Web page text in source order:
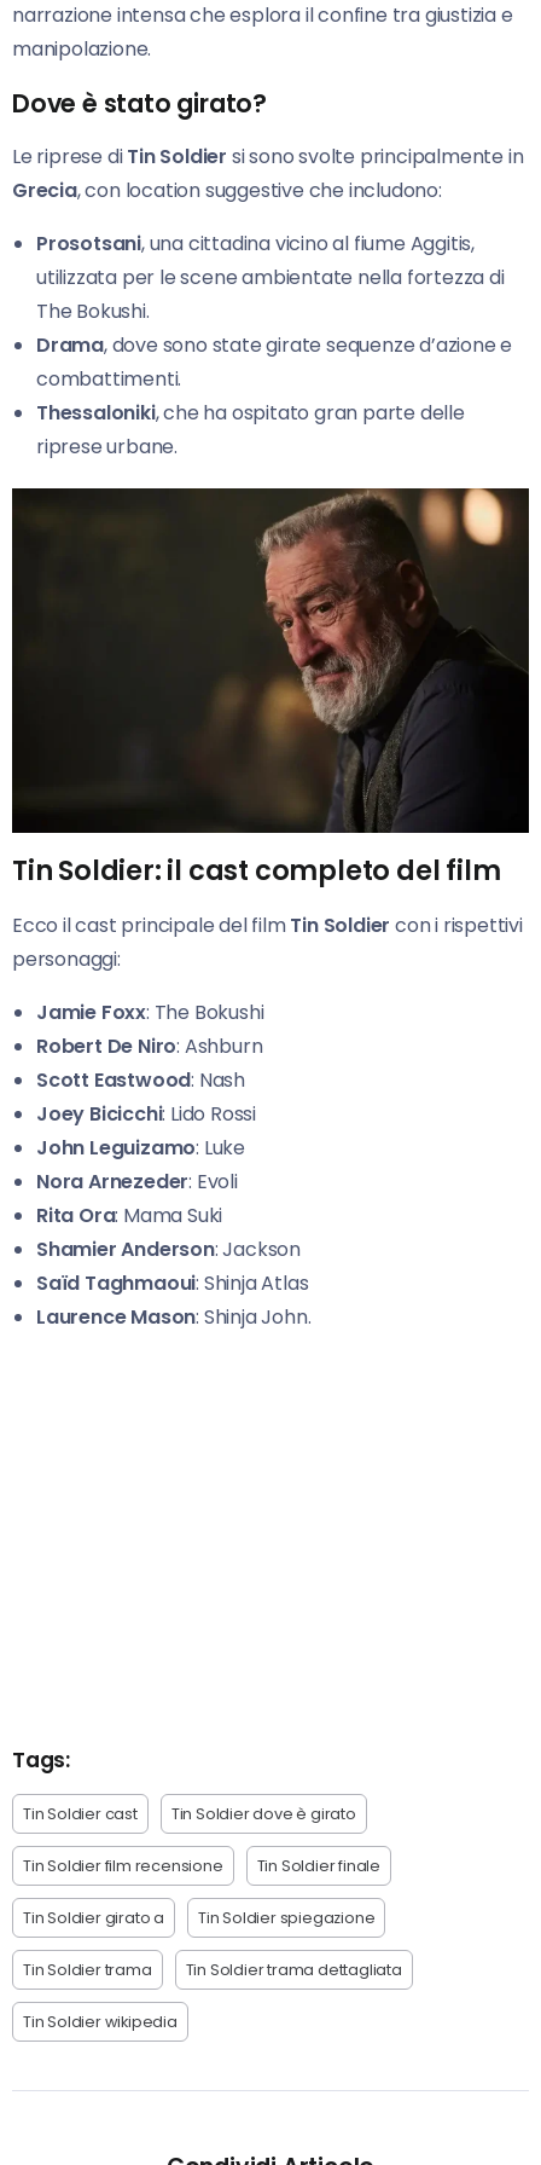
narrazione intensa che esplora il confine tra giustizia e
manipolazione.
Dove è stato girato?
Le riprese diTin Soldier si sono svolte principalmente in
Grecia, con location suggestive che includono:
Prosotsani, una cittadina vicino al fiume Aggitis,
utilizzata per le scene ambientate nella fortezza di
The Bokushi.
Drama, dove sono state girate sequenze d’azione e
combattimenti.
Thessaloniki, che ha ospitato gran parte delle
riprese urbane.
Tin Soldier: il cast completo del film
Ecco il cast principale del filmTin Soldier con i rispettivi
personaggi:
Jamie Foxx: The Bokushi
Robert De Niro: Ashburn
Scott Eastwood: Nash
Joey Bicicchi: Lido Rossi
John Leguizamo: Luke
Nora Arnezeder: Evoli
Rita Ora: Mama Suki
Shamier Anderson: Jackson
Saïd Taghmaoui: Shinja Atlas
Laurence Mason: Shinja John.
Tags:
Tin Soldier cast Tin Soldier dove è girato
Tin Soldier film recensione Tin Soldier finale
Tin Soldier girato a Tin Soldier spiegazione
Tin Soldier trama Tin Soldier trama dettagliata
Tin Soldier wikipedia